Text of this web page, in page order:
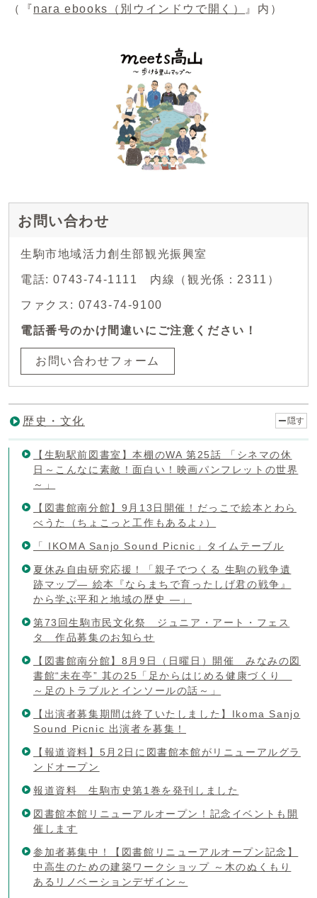
（『nara ebooks （別ウインドウで開く） 』内）
お問い合わせ
生駒市地域活力創生部観光振興室
電話: 0743-74-1111 内線（観光係：2311）
ファクス: 0743-74-9100
電話番号のかけ間違いにご注意ください！
お問い合わせフォーム
歴史・文化 隠す
【生駒駅前図書室】本棚のWA 第25話 「シネマの休
日～こんなに素敵！面白い！映画パンフレットの世界
～」
【図書館南分館】9月13日開催！だっこで絵本とわら
べうた（ちょこっと工作もあるよ♪）
「 IKOMA Sanjo Sound Picnic」タイムテーブル
夏休み自由研究応援！「親子でつくる 生駒の戦争遺
跡マップ― 絵本『ならまちで育ったしげ君の戦争』
から学ぶ平和と地域の歴史 ―」
第73回生駒市民文化祭 ジュニア・アート・フェス
タ 作品募集のお知らせ
【図書館南分館】8月9日（日曜日）開催 みなみの図
書館“未在亭” 其の25「足からはじめる健康づくり
～足のトラブルとインソールの話～」
【出演者募集期間は終了いたしました】Ikoma Sanjo
Sound Picnic 出演者を募集！
【報道資料】5月2日に図書館本館がリニューアルグラ
ンドオープン
報道資料 生駒市史第1巻を発刊しました
図書館本館リニューアルオープン！記念イベントも開
催します
参加者募集中！【図書館リニューアルオープン記念】
中高生のための建築ワークショップ ～木のぬくもり
あるリノベーションデザイン～